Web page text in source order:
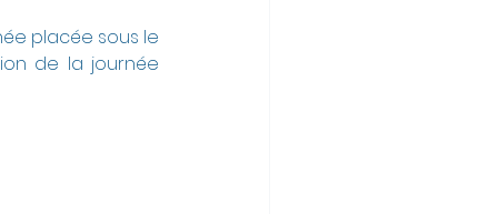
placée sous le
de la journée